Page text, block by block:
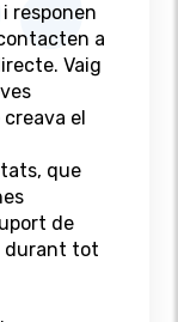
responen
a
Vaig
el
que
de
durant tot